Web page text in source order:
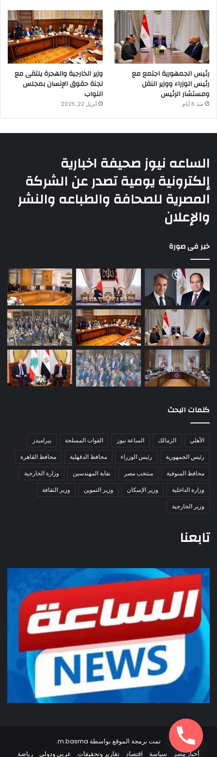
رئيس الجمهورية اجتمع مع
رئيس الوزراء ووزير النقل
ومستشار الرئيس
منذ 5 أيام
وزير الخارجية والهجرة يلتقى مع
لجنة حقوق الإنسان بمجلس
النواب
أبريل 22, 2025
الساعه نيوز صحيفة اخبارية
إلكترونية يومية تصدر عن الشركة
المصرية للصحافة والطباعه والنشر
والإعلان
خبر فى صورة
كلمات البحث
الأهلي الزمالك الساعة نيوز القوات المسلحة
بيراميدز
رئيس الجمهورية
رئيس الوزراء محافظ الدقهلية
محافظ القاهرة
محافظ المنوفية
منتخب مصر نقابة المهندسين
وزارة الخارجية
وزارة الداخلية
وزير الإسكان وزير التموين
وزير الثقافة
وزير الخارجية
تابعنا
تمت برمجة الموقع بواسطة m.basma
.
أخبار مصر
سياسة اقتصاد تقارير وتحقيقات عربي ودولي رياضة